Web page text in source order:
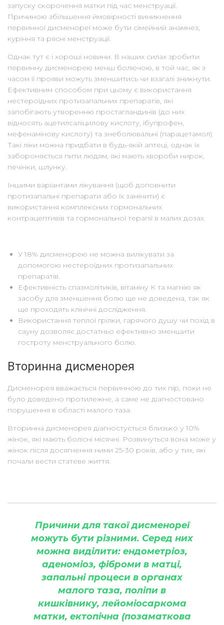
запуску скорочення матки під час менструації.
Причиною збільшення ймовірності виникнення
первинної дисменореї може бути сімейний анамнез,
куріння та рясні менструації.
Однак тут є і хороші новини. В наших силах зробити
первинну дисменорею менш болючою, в той час, як з
часом її прояви можуть зменшитись чи взагалі зникнути.
Ефективним способом при цьому є використання
нестероїдних протизапальних препаратів, які
запобігають утворенню простагландинів (до них
відносять ацетилсаліцилову кислоту, ібупрофен,
мефенамінову кислоту) та знеболювальні (парацетамол).
Такі ліки можна придбати в будь-якій аптеці, однак їх
забороняється пити людям, які мають хвороби нирок,
печінки, шлунку.
Іншими варіантами лікування (щоб доповнити
протизапальні препарати або їх замінити) є
використання комплексних гормональних
контрацептивів та гормональної терапії в малих дозах.
У 18% дисменорею не можна вилікувати за
допомогою нестероїдних протизапальних
препаратів.
Ефективність спазмолітиків, вітаміну К та магнію як
засобу для зменшення болю ще не доведена, так як
ще проходять клінічні дослідження.
Використання теплої грілки, гарячого душу чи похід в
сауну дозволяє достатньо ефективно зменшити
гостроту менструального болю.
Вторинна дисменорея
Дисменорея вважається первинною до тих пір, поки не
було доведено протилежне, а саме не діагностовано
порушення в області малого таза.
Вторинна дисменорея діагностується близько у 10%
жінок, які мають болісні місячні. Розвинуться вона може у
жінок після досягнення ними 25-30 років, або у тих, які
почали вести статеве життя.
Причини для такої дисменореї
можуть бути різними. Серед них
можна виділити: ендометріоз,
аденоміоз, фіброми в матці,
запальні процеси в органах
малого таза, поліпи в
кишківнику, лейоміосаркома
матки, ектопічна (позаматкова